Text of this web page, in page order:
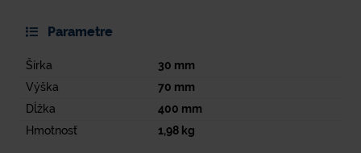
Parametre
Šírka 30 mm
Výška
70 mm
Dĺžka
400 mm
Hmotnosť
1,98kg